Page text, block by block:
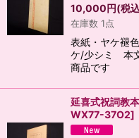
10,000円(税
在庫数 1点
表紙・ヤケ褪
ケ/少シミ 本
商品です
延喜式祝詞教
WX77-37O2]